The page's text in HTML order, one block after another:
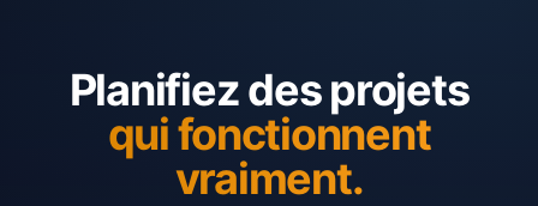
Planifiez des projets
qui fonctionnent
vraiment.